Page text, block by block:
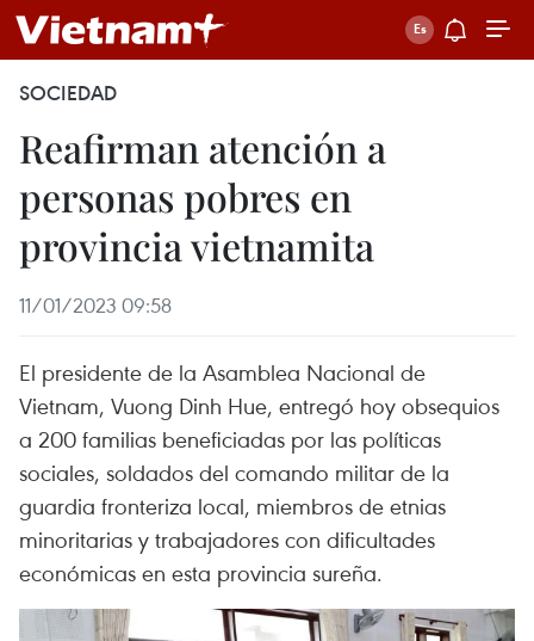
SOCIEDAD
Reafirman atención a
personas pobres en
provincia vietnamita
11/01/2023 09:58
El presidente de la Asamblea Nacional de
Vietnam, Vuong Dinh Hue, entregó hoy obsequios
a 200 familias beneficiadas por las políticas
sociales, soldados del comando militar de la
guardia fronteriza local, miembros de etnias
minoritarias y trabajadores con dificultades
económicas en esta provincia sureña.